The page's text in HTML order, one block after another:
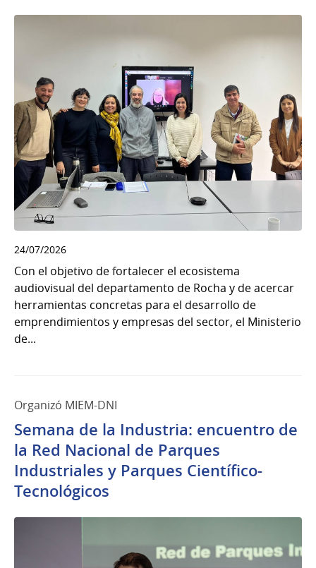
24/07/2026
Con el objetivo de fortalecer el ecosistema
audiovisual del departamento de Rocha y de acercar
herramientas concretas para el desarrollo de
emprendimientos y empresas del sector, el Ministerio
de...
Organizó MIEM-DNI
Semana de la Industria: encuentro de
la Red Nacional de Parques
Industriales y Parques Científico-
Tecnológicos